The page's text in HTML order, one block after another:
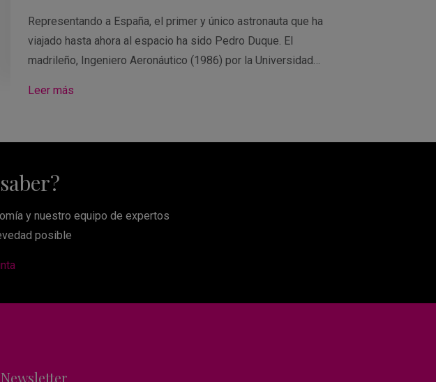
Representando a España, el primer y único astronauta que ha
viajado hasta ahora al espacio ha sido Pedro Duque. El
madrileño, Ingeniero Aeronáutico (1986) por la Universidad…
Leer más
y nuestro equipo de expertos
posible